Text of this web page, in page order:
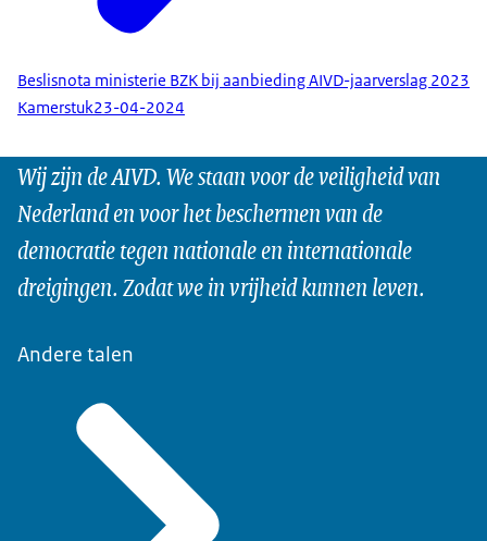
Beslisnota ministerie BZK bij aanbieding AIVD-jaarverslag 2023
Kamerstuk23-04-2024
Wij zijn de AIVD. We staan voor de veiligheid van
Nederland en voor het beschermen van de
democratie tegen nationale en internationale
dreigingen. Zodat we in vrijheid kunnen leven.
Andere talen